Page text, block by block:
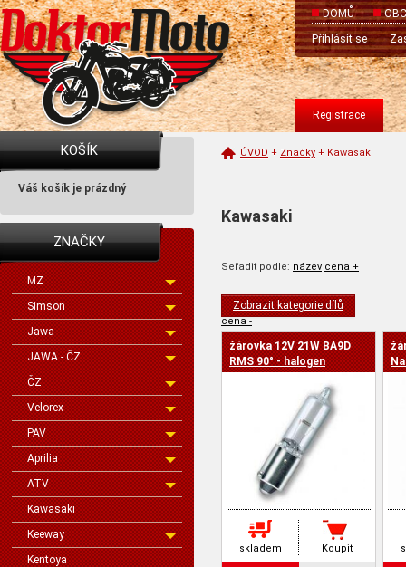
DOMŮ
Přihlásit se
Registrace
KOŠÍK
Váš košík je prázdný
ZNAČKY
MZ
Simson
Jawa
JAWA - ČZ
ČZ
Velorex
PAV
Aprilia
ATV
Kawasaki
Keeway
Kentoya
ÚVOD + Značky + Kawasaki
Kawasaki
Seřadit podle: název cena +
cena -
Zobrazit kategorie dílů
žárovka 12V 21W BA9D
RMS 90° - halogen
skladem Koupit